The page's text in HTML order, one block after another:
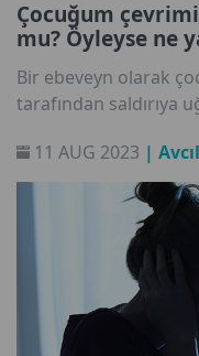
Çocuğum
mu? Öyleyse ne
Bir ebeveyn olarak
tarafından saldırıya
Çoğu avcı, ortaya
yapar ve bunu
sürdürür. Bu
olabileceğini
Pedagog Jarmila
çocuğun aklından
önleme ve bu
edebileceğimiz
11 AUG 2023 |